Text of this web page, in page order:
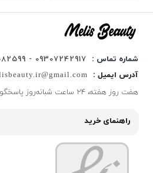
شماره تماس :
09307242917 - 02166082599
آدرس ایمیل :
هفت روز هفته، ۲۴ ساعت شبانه‌روز پاسخگوی شما هستیم.
راهنمای خرید